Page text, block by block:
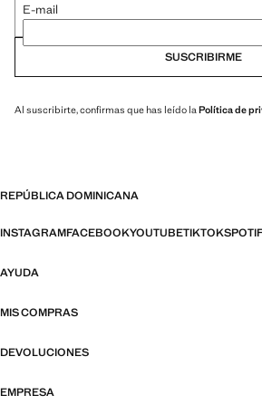
E-mail
SUSCRIBIRME
Al suscribirte, confirmas que has leído la Política de
REPÚBLICA DOMINICANA
INSTAGRAMFACEBOOKYOUTUBETIKTOK
AYUDA
MIS COMPRAS
DEVOLUCIONES
EMPRESA